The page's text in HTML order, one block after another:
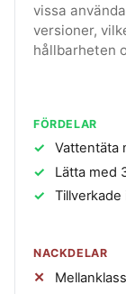
vissa
versioner,
hållbarheten
FÖRDELAR
Vattentäta
Lätta med
Tillverkade
NACKDELAR